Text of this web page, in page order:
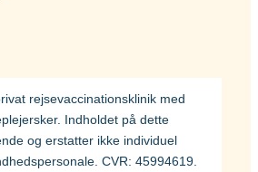
rejsevaccinationsklinik med
Indholdet på dette
og erstatter ikke individuel
CVR: 45994619.